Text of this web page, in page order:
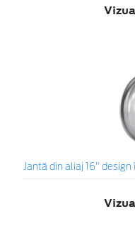
Jantă din aliaj 16"